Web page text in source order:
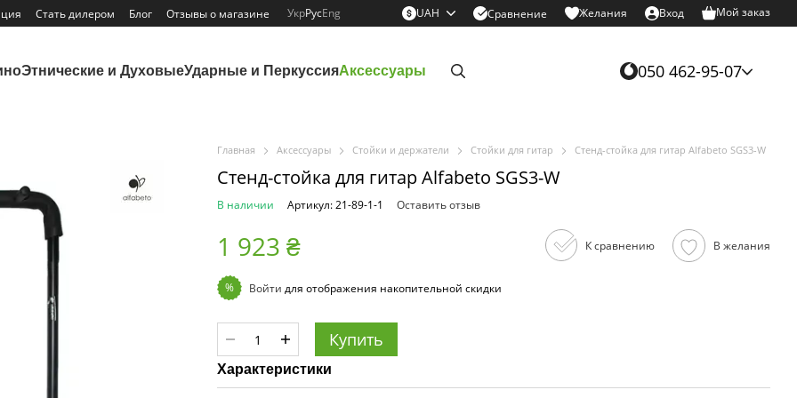
Стать дилером Блог Отзывы о магазине УкрРусEng UAH Сравнение Желания Вход Мой заказ
Этнические и ДуховыеУдарные и ПеркуссияАксессуары 050 462-95-07
Главная Аксессуары Стойки и держатели Стойки для гитар Стенд-стойка для гитар Alfabeto SGS3-W
Стенд-стойка для гитар Alfabeto SGS3-W
В наличии Артикул: 21-89-1-1 Оставить отзыв
1 923 ₴ К сравнению В желания
% Войти для отображения накопительной скидки
Купить
Характеристики